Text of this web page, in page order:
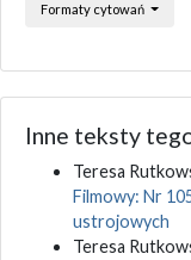
Formaty cytowań
Inne teksty
Teresa
Filmowy: Nr
ustrojowych
Teresa